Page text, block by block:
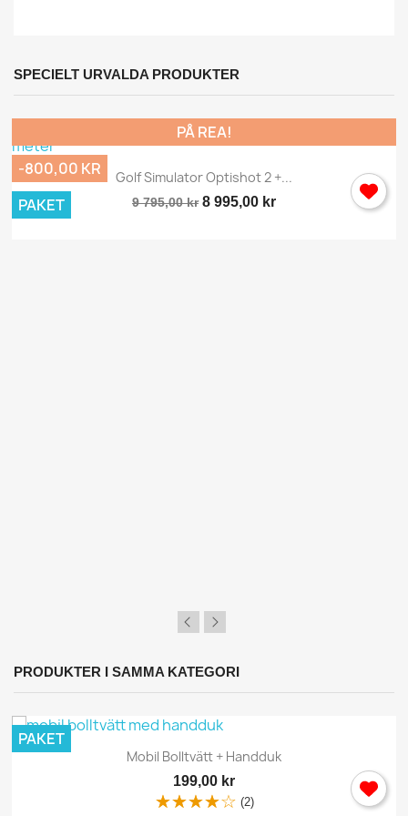
SPECIELT URVALDA PRODUKTER
Golf Simulator Optishot 2 +...
9 795,00 kr 8 995,00 kr
PÅ REA!
-800,00 KR
PAKET
PRODUKTER I SAMMA KATEGORI
Mobil Bolltvätt + Handduk
199,00 kr
(2)
PAKET